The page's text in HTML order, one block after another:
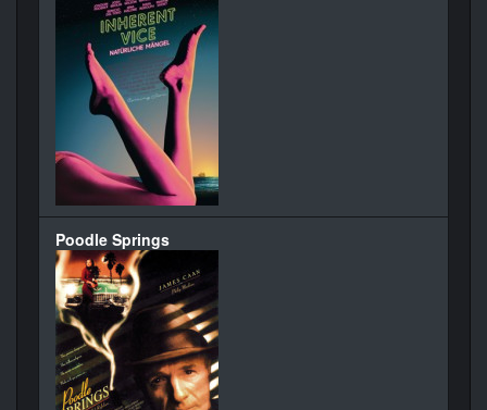
Poodle Springs